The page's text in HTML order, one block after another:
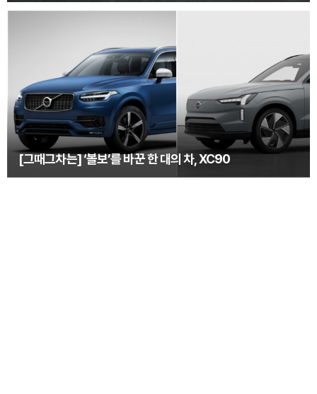
[그때그차는] ‘볼보’를 바꾼 한 대의 차, XC90